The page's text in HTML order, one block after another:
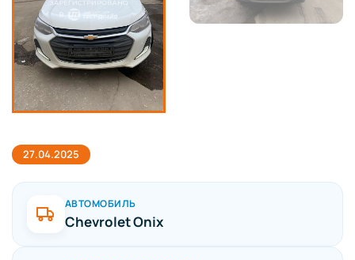
27.04.2025
АВТОМОБИЛЬ
Chevrolet Onix